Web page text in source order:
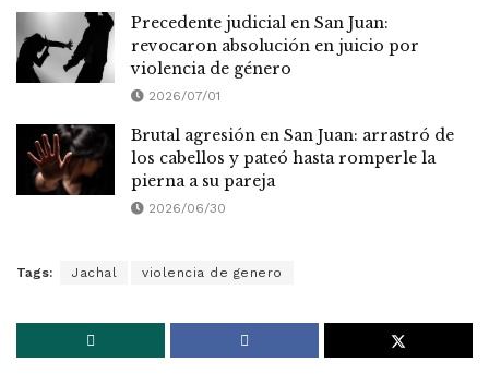
Precedente judicial en San Juan:
revocaron absolución en juicio por
violencia de género
2026/07/01
Brutal agresión en San Juan: arrastró de
los cabellos y pateó hasta romperle la
pierna a su pareja
2026/06/30
Tags: Jachal violencia de genero